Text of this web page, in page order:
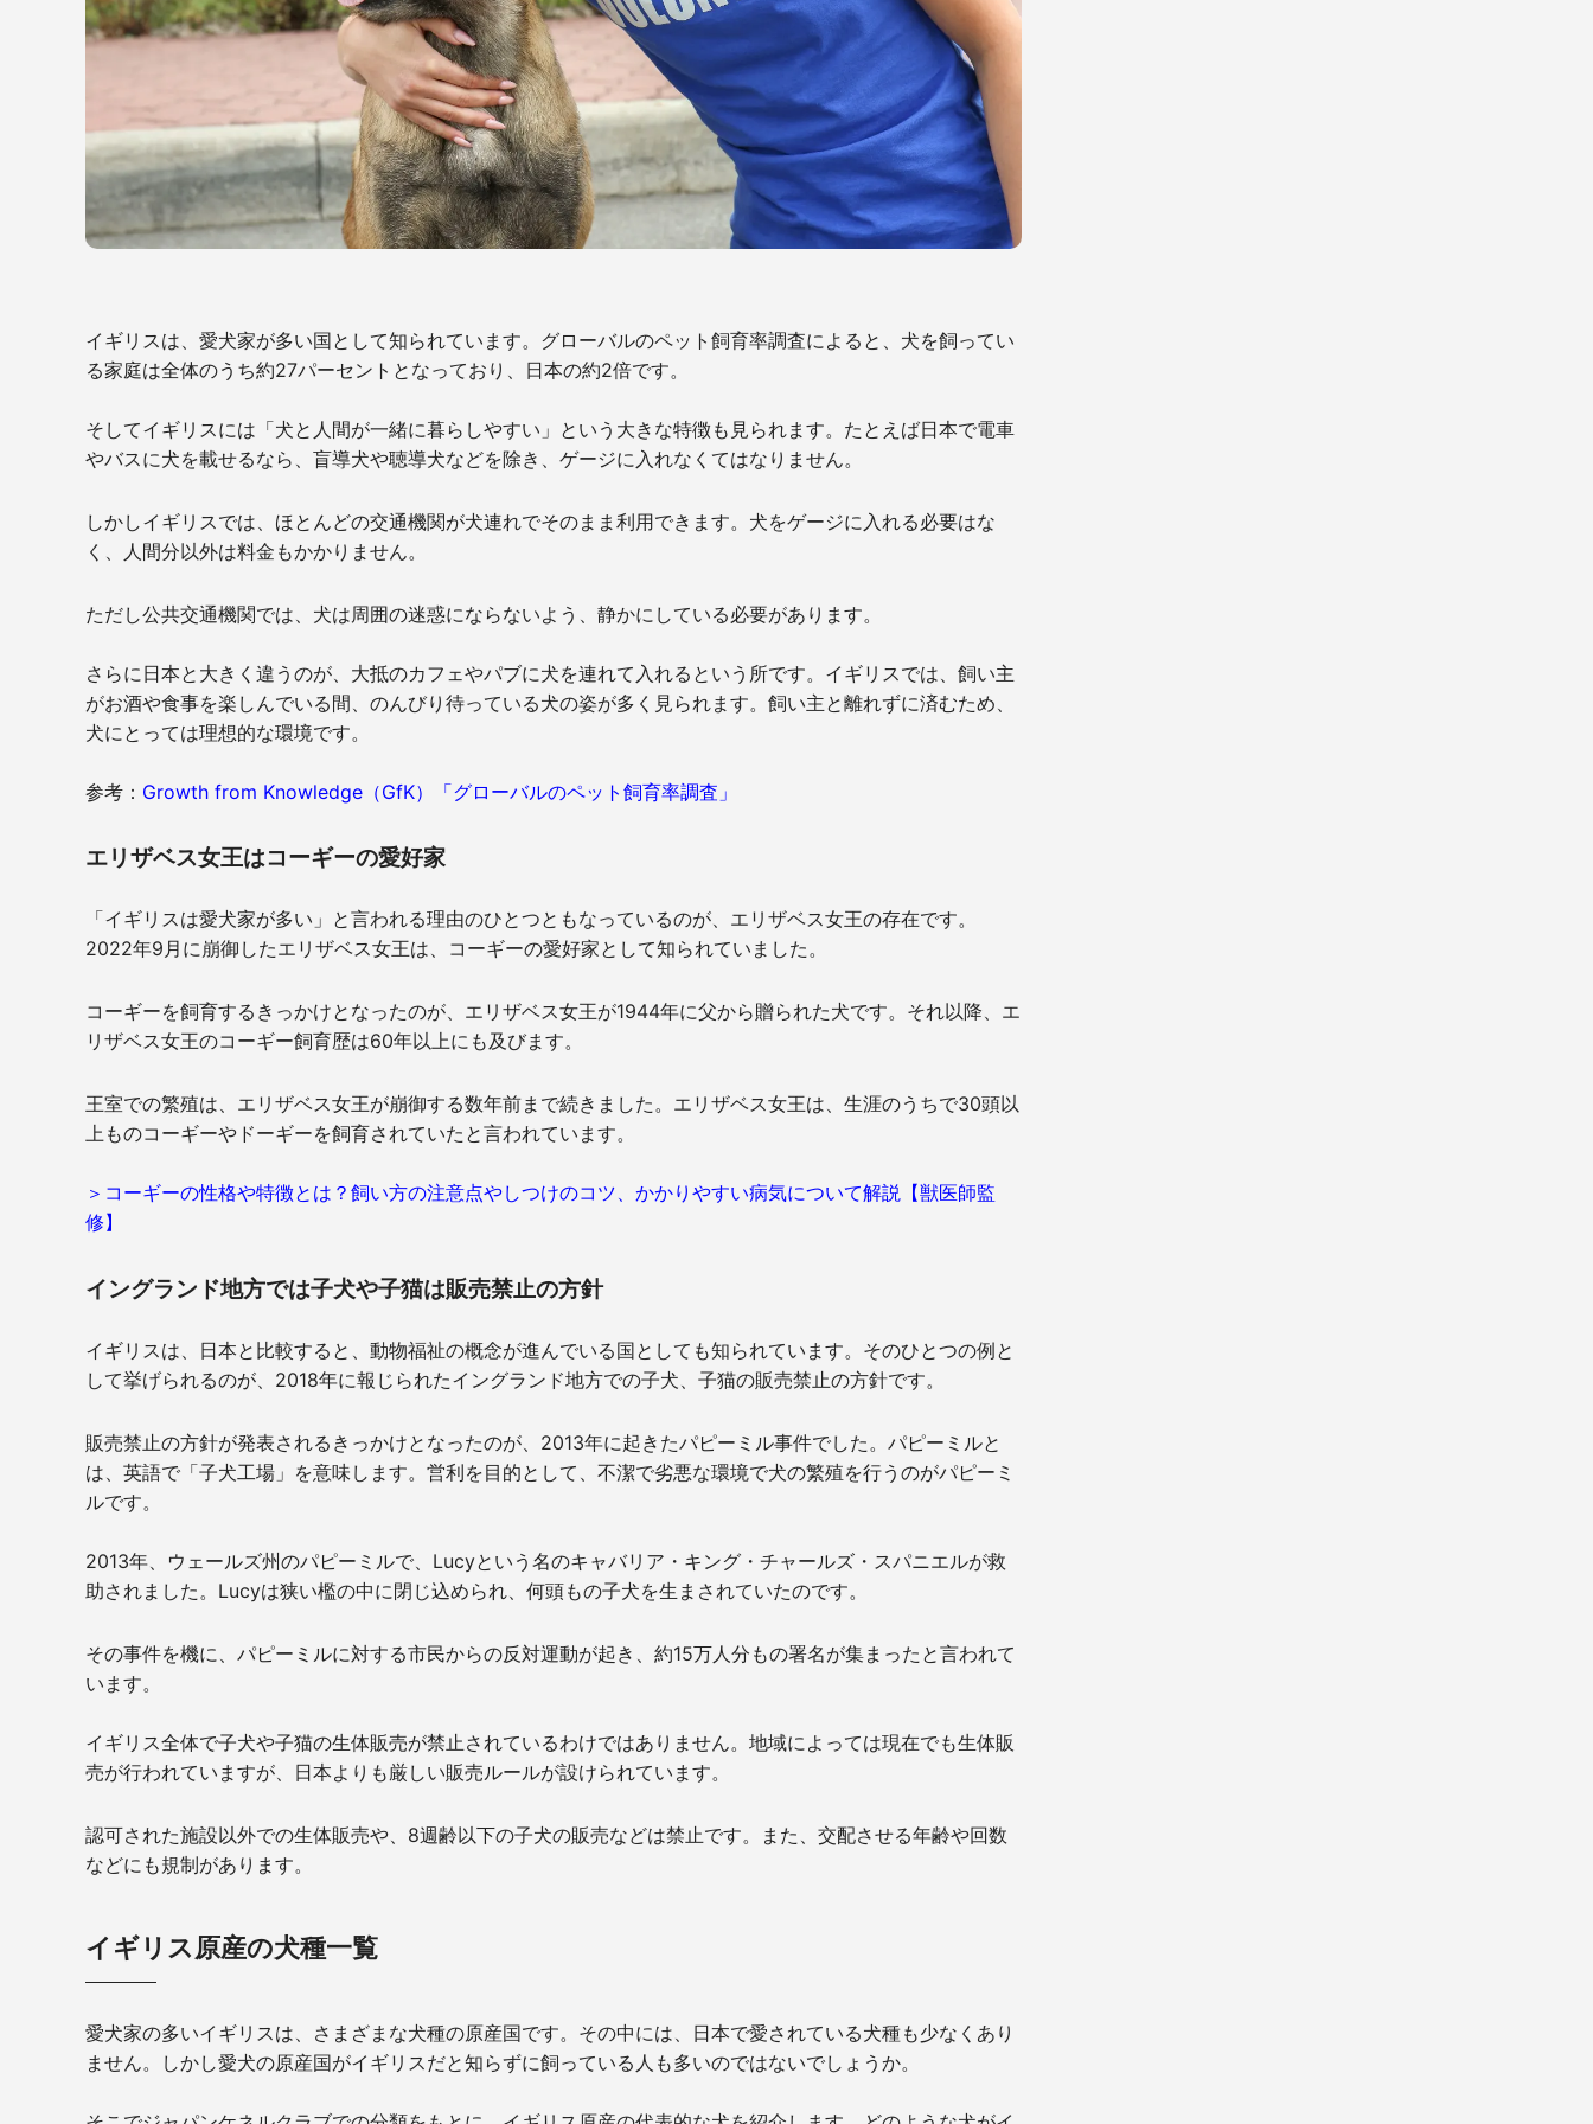
イギリスは、愛犬家が多い国として知られています。グローバルのペット飼育率調査によると、犬を飼ってい
る家庭は全体のうち約27パーセントとなっており、日本の約2倍です。
そしてイギリスには「犬と人間が一緒に暮らしやすい」という大きな特徴も見られます。たとえば日本で電車
やバスに犬を載せるなら、盲導犬や聴導犬などを除き、ゲージに入れなくてはなりません。
しかしイギリスでは、ほとんどの交通機関が犬連れでそのまま利用できます。犬をゲージに入れる必要はな
く、人間分以外は料金もかかりません。
ただし公共交通機関では、犬は周囲の迷惑にならないよう、静かにしている必要があります。
さらに日本と大きく違うのが、大抵のカフェやパブに犬を連れて入れるという所です。イギリスでは、飼い主
がお酒や食事を楽しんでいる間、のんびり待っている犬の姿が多く見られます。飼い主と離れずに済むため、
犬にとっては理想的な環境です。
参考： Growth from Knowledge（GfK）「グローバルのペット飼育率調査」
エリザベス女王はコーギーの愛好家
「イギリスは愛犬家が多い」と言われる理由のひとつともなっているのが、エリザベス女王の存在です。
2022年9月に崩御したエリザベス女王は、コーギーの愛好家として知られていました。
コーギーを飼育するきっかけとなったのが、エリザベス女王が1944年に父から贈られた犬です。それ以降、エ
リザベス女王のコーギー飼育歴は60年以上にも及びます。
王室での繁殖は、エリザベス女王が崩御する数年前まで続きました。エリザベス女王は、生涯のうちで30頭以
上ものコーギーやドーギーを飼育されていたと言われています。
＞コーギーの性格や特徴とは？飼い方の注意点やしつけのコツ、かかりやすい病気について解説【獣医師監
修】
イングランド地方では子犬や子猫は販売禁止の方針
イギリスは、日本と比較すると、動物福祉の概念が進んでいる国としても知られています。そのひとつの例と
して挙げられるのが、2018年に報じられたイングランド地方での子犬、子猫の販売禁止の方針です。
販売禁止の方針が発表されるきっかけとなったのが、2013年に起きたパピーミル事件でした。パピーミルと
は、英語で「子犬工場」を意味します。営利を目的として、不潔で劣悪な環境で犬の繁殖を行うのがパピーミ
ルです。
2013年、ウェールズ州のパピーミルで、Lucyという名のキャバリア・キング・チャールズ・スパニエルが救
助されました。Lucyは狭い檻の中に閉じ込められ、何頭もの子犬を生まされていたのです。
その事件を機に、パピーミルに対する市民からの反対運動が起き、約15万人分もの署名が集まったと言われて
います。
イギリス全体で子犬や子猫の生体販売が禁止されているわけではありません。地域によっては現在でも生体販
売が行われていますが、日本よりも厳しい販売ルールが設けられています。
認可された施設以外での生体販売や、8週齢以下の子犬の販売などは禁止です。また、交配させる年齢や回数
などにも規制があります。
イギリス原産の犬種一覧
愛犬家の多いイギリスは、さまざまな犬種の原産国です。その中には、日本で愛されている犬種も少なくあり
ません。しかし愛犬の原産国がイギリスだと知らずに飼っている人も多いのではないでしょうか。